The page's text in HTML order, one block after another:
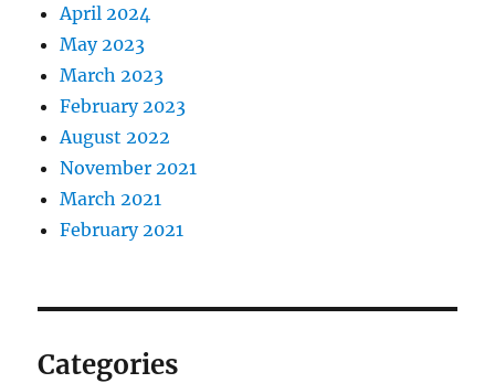
April 2024
May 2023
March 2023
February 2023
August 2022
November 2021
March 2021
February 2021
Categories